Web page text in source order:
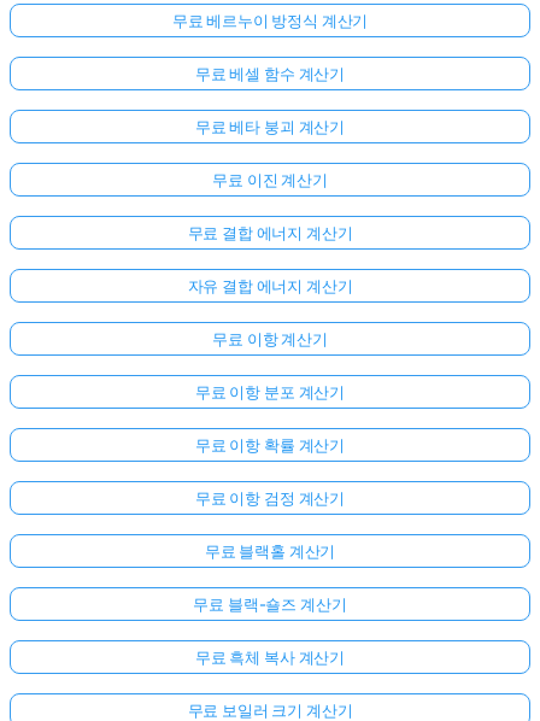
아
직
무료 베르누이 방정식 계산기
무료 베셀 함수 계산기
무료 베타 붕괴 계산기
무료 이진 계산기
무료 결합 에너지 계산기
자유 결합 에너지 계산기
무료 이항 계산기
무료 이항 분포 계산기
무료 이항 확률 계산기
무료 이항 검정 계산기
무료 블랙홀 계산기
무료 블랙-숄즈 계산기
무료 흑체 복사 계산기
무료 보일러 크기 계산기